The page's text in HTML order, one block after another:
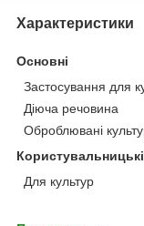
Характеристики
Основні
Застосування для
Діюча речовина
Оброблювані
Для культур